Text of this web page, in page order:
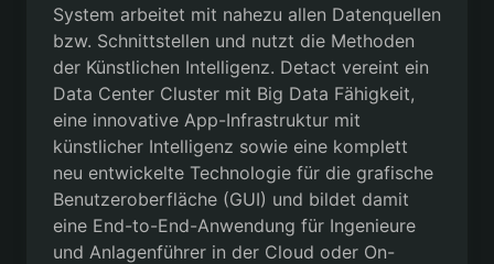
System arbeitet mit nahezu allen Datenquellen
bzw. Schnittstellen und nutzt die Methoden
der Künstlichen Intelligenz. Detact vereint ein
Data Center Cluster mit Big Data Fähigkeit,
eine innovative App-Infrastruktur mit
künstlicher Intelligenz sowie eine komplett
neu entwickelte Technologie für die grafische
Benutzeroberfläche (GUI) und bildet damit
eine End-to-End-Anwendung für Ingenieure
und Anlagenführer in der Cloud oder On-